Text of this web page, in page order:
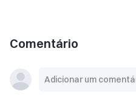
Comentário